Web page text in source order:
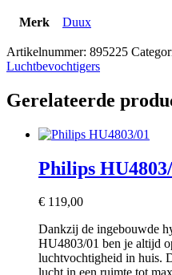
Merk Duux
Artikelnummer: 895225
Luchtbevochtigers
Gerelateerde
Philips
€ 119,00
Dankzij de ingebouwde
HU4803/01 ben je altijd
luchtvochtigheid in huis.